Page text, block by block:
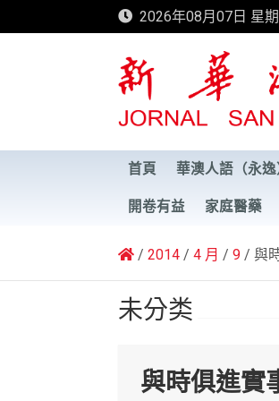
to
2026年08月07日 星
新華澳報
首頁 華澳人語（永逸
開卷有益 家庭醫藥
2014 4 月 9 與
未分类
與時俱進實